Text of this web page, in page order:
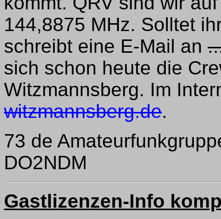
144,8875 MHz. Solltet
schreibt eine E-Mail an
sich schon heute die
Witzmannsberg. Im
witzmannsberg.de.
73 de
DO2NDM
Gastlizenzen-Info